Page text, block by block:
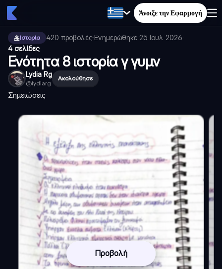
Άνοιξε την Εφαρμογή
Ιστορία 420 προβολές·Ενημερώθηκε 25 Ιουλ 2026·
4 σελίδες
Ενότητα 8 ιστορία γ γυμν
Lydia Rg
@lydiarg
Ακολούθησε
Σημειώσεις
Προβολή